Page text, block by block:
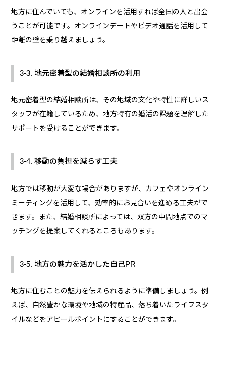
地方に住んでいても、オンラインを活用すれば全国の人と出会
うことが可能です。オンラインデートやビデオ通話を活用して
距離の壁を乗り越えましょう。
3-3. 地元密着型の結婚相談所の利用
地元密着型の結婚相談所は、その地域の文化や特性に詳しいス
タッフが在籍しているため、地方特有の婚活の課題を理解した
サポートを受けることができます。
3-4. 移動の負担を減らす工夫
地方では移動が大変な場合がありますが、カフェやオンライン
ミーティングを活用して、効率的にお見合いを進める工夫がで
きます。また、結婚相談所によっては、双方の中間地点でのマ
ッチングを提案してくれるところもあります。
3-5. 地方の魅力を活かした自己PR
地方に住むことの魅力を伝えられるように準備しましょう。例
えば、自然豊かな環境や地域の特産品、落ち着いたライフスタ
イルなどをアピールポイントにすることができます。